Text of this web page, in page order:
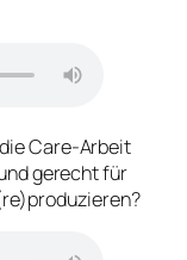
Care-Arbeit
gerecht für